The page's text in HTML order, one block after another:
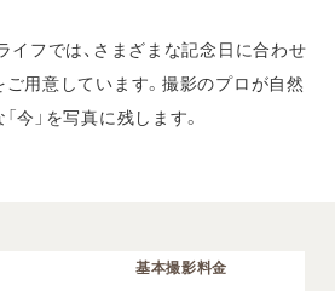
イフでは、さまざまな記念日に合わせ
用意しています。 撮影のプロが自然
今」を写真に残します。
基本撮影料金